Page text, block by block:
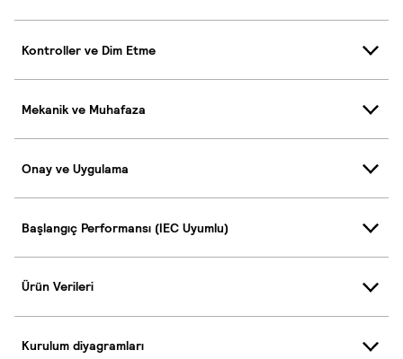
Kontroller ve Dim Etme
Mekanik ve Muhafaza
Onay ve Uygulama
Başlangıç Performansı (IEC Uyumlu)
Ürün Verileri
Kurulum diyagramları